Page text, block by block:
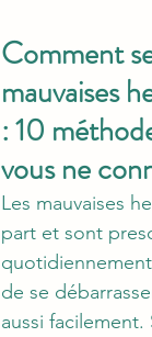
Comment
mauvaises
: 10
vous ne
Les mauvaises
part et sont
de se
aussi